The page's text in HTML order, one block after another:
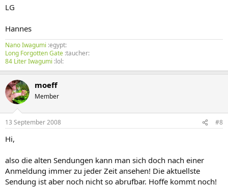
LG
Hannes
Nano Iwagumi :egypt:
Long Forgotten Gate :taucher:
84 Liter Iwagumi :lol:
moeff
Member
13 September 2008 #8
Hi,
also die alten Sendungen kann man sich doch nach einer
Anmeldung immer zu jeder Zeit ansehen! Die aktuellste
Sendung ist aber noch nicht so abrufbar. Hoffe kommt noch!